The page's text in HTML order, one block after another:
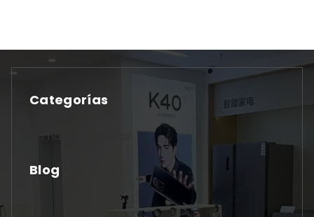
Categorías
No hay categorías
Blog